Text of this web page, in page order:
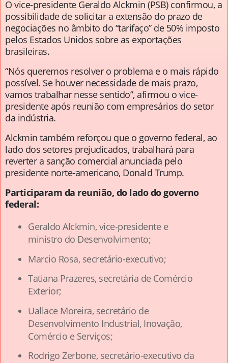
O vice-presidente Geraldo Alckmin (PSB) confirmou, a
possibilidade de solicitar a extensão do prazo de
negociações no âmbito do “tarifaço” de 50% imposto
pelos Estados Unidos sobre as exportações
brasileiras.
“Nós queremos resolver o problema e o mais rápido
possível. Se houver necessidade de mais prazo,
vamos trabalhar nesse sentido”, afirmou o vice-
presidente após reunião com empresários do setor
da indústria.
Alckmin também reforçou que o governo federal, ao
lado dos setores prejudicados, trabalhará para
reverter a sanção comercial anunciada pelo
presidente norte-americano, Donald Trump.
Participaram da reunião, do lado do governo
federal:
Geraldo Alckmin, vice-presidente e
ministro do Desenvolvimento;
Marcio Rosa, secretário-executivo;
Tatiana Prazeres, secretária de Comércio
Exterior;
Uallace Moreira, secretário de
Desenvolvimento Industrial, Inovação,
Comércio e Serviços;
Rodrigo Zerbone, secretário-executivo da